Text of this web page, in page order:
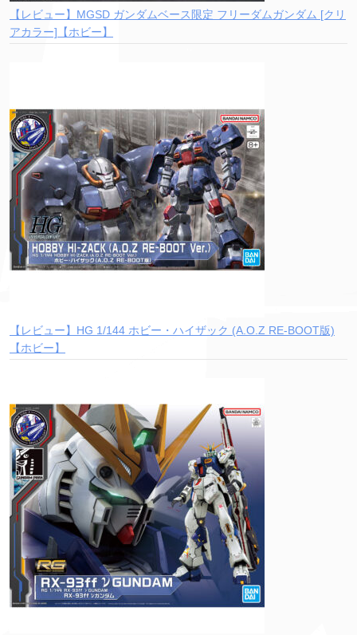
【レビュー】MGSD ガンダムベース限定 フリーダムガンダム [クリ
アカラー]【ホビー】
【レビュー】HG 1/144 ホビー・ハイザック (A.O.Z RE-BOOT版)
【ホビー】